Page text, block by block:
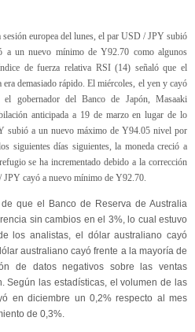
sesión europea del lunes, el par USD / JPY subió
a un nuevo mínimo de Y92.70 como algunos
de fuerza relativa RSI (14) señaló que el
era demasiado rápido. El miércoles, el yen y cayó
gobernador del Banco de Japón, Masaaki
anticipada a 19 de marzo en lugar de lo
subió a un nuevo máximo de Y94.05 nivel por
siguientes días siguientes, la moneda creció a
se ha incrementado debido a la corrección
cayó a nuevo mínimo de Y92.70.
de que el Banco de Reserva de Australia
sin cambios en el 3%, lo cual estuvo
los analistas, el dólar australiano cayó
australiano cayó frente a la mayoría de
de datos negativos sobre las ventas
las estadísticas, el volumen de las
en diciembre un 0,2% respecto al mes
de 0,3%.